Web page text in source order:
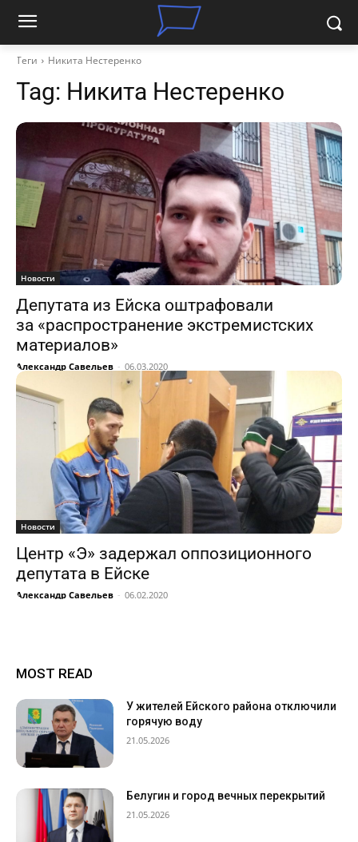
Теги Никита Нестеренко
Tag: Никита Нестеренко
Новости
Депутата из Ейска оштрафовали
за «распространение экстремистских
материалов»
Александр Савельев - 06.03.2020
Новости
Центр «Э» задержал оппозиционного
депутата в Ейске
Александр Савельев - 06.02.2020
MOST READ
У жителей Ейского района отключили
горячую воду
21.05.2026
Белугин и город вечных перекрытий
21.05.2026